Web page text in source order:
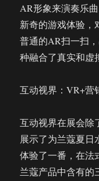
AR形象来演奏乐
新奇的游戏体验，
普通的AR扫一扫
种融合了真实和虚
互动视界：VR+营
互动视界在展会除
展示了为兰蔻夏日
体验了一番，在法
兰蔻产品中含有的